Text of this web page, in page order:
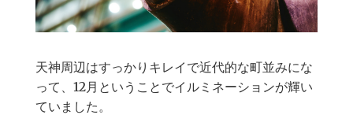
天神周辺はすっかりキレイで近代的な町並みにな
って、12月ということでイルミネーションが輝い
ていました。